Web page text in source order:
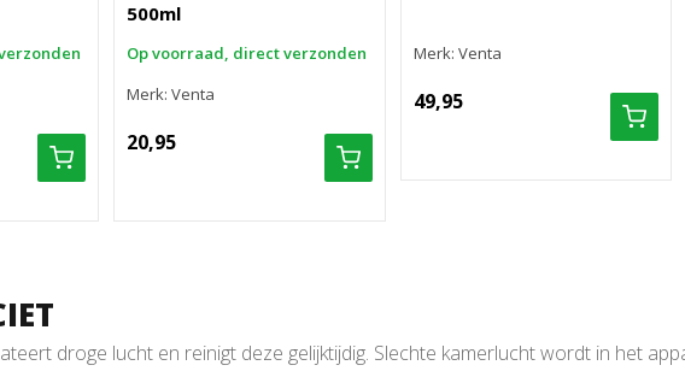
500ml
Op voorraad, direct verzonden
Merk: Venta
20,95
Merk: Venta
49,95
droge lucht en reinigt deze gelijktijdig. Slechte kamerlucht wordt in het